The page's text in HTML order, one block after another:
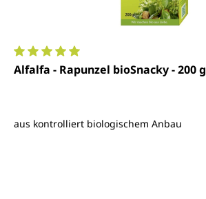
Durchschnittliche Bewertung von 5
Alfalfa - Rapunzel bioSnacky - 200 g
aus kontrolliert biologischem Anbau